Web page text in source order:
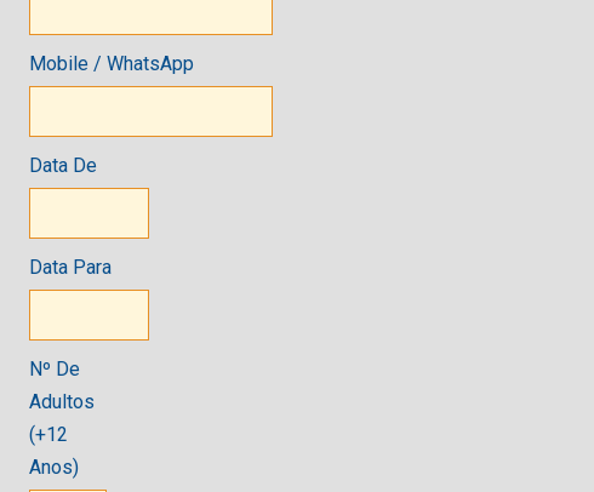
Mobile / WhatsApp
Data De
Data Para
Nº De
Adultos
(+12
Anos)